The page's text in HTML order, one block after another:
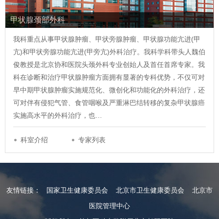
甲状腺颈部外科
我科重点从事甲状腺肿瘤、甲状旁腺肿瘤、甲状腺功能亢进(甲
亢)和甲状旁腺功能亢进(甲旁亢)外科治疗。我科学科带头人魏伯
俊教授是北京协和医院头颈外科专业创始人及首任首席专家。我
科在诊断和治疗甲状腺肿瘤方面拥有显著的专科优势，不仅可对
早中期甲状腺肿瘤实施规范化、微创化和功能化的外科治疗，还
可对伴有侵犯气管、食管咽喉及严重淋巴结转移的复杂甲状腺癌
实施高水平的外科治疗，也…
科室介绍 专家列表
友情链接： 国家卫生健康委员会 北京市卫生健康委员会
北京市
医院管理中心